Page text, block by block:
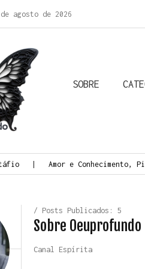
agosto de 2026
SOBRE
Amor e Conhecimento,
/ Posts Publicados: 5
Sobre Oeuprofundo
Canal Espírita